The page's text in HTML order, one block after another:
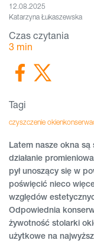
Latem nasze okna są
działanie
pył unoszący się w
poświęcić nieco
względów
Odpowiednia
żywotność stolarki
użytkowe na
12.08.2025
Katarzyna Łukaszewska
Czas czytania
3 min
Tagi
czyszczenie okien